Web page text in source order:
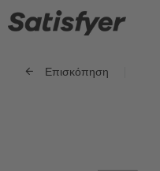
Επισκόπηση